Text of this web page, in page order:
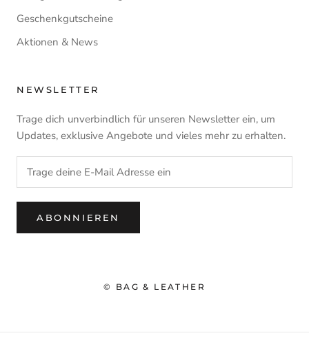
Geschenkgutscheine
Aktionen & News
NEWSLETTER
Trage dich unverbindlich für unseren Newsletter ein, um
Updates, exklusive Angebote und vieles mehr zu erhalten.
ABONNIEREN
© BAG & LEATHER